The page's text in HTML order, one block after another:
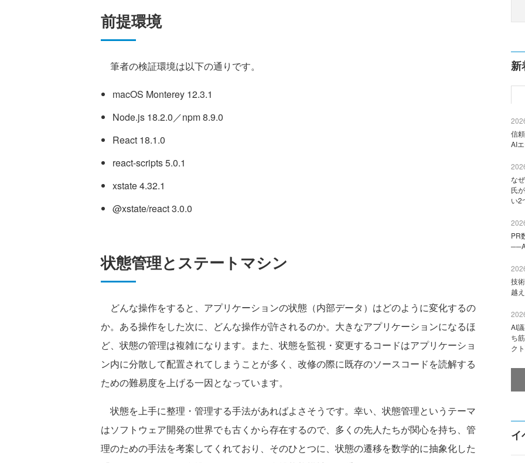
前提環境
筆者の検証環境は以下の通りです。
macOS Monterey 12.3.1
Node.js 18.2.0／npm 8.9.0
React 18.1.0
react-scripts 5.0.1
xstate 4.32.1
@xstate/react 3.0.0
状態管理とステートマシン
どんな操作をすると、アプリケーションの状態（内部データ）はどのように変化するの
か。ある操作をした次に、どんな操作が許されるのか。大きなアプリケーションになるほ
ど、状態の管理は複雑になります。また、状態を監視・変更するコードはアプリケーショ
ン内に分散して配置されてしまうことが多く、改修の際に既存のソースコードを読解する
ための難易度を上げる一因となっています。
状態を上手に整理・管理する手法があればよさそうです。幸い、状態管理というテーマ
はソフトウェア開発の世界でも古くから存在するので、多くの先人たちが関心を持ち、管
理のための手法を考案してくれており、そのひとつに、状態の遷移を数学的に抽象化した
新
信
AI
な
氏
い2
PR
技
越
AI
ち
ク
イ